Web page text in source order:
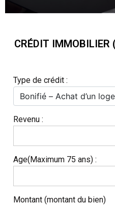
CRÉDIT IMMOBILIER
Type de crédit :
Revenu :
Age(Maximum 75 ans) :
Montant (montant du bien)